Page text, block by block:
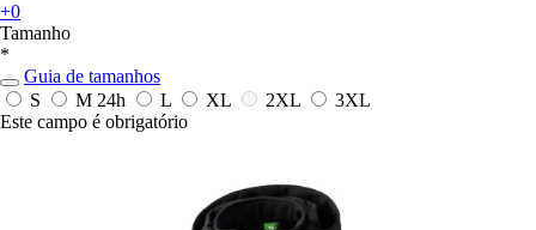
+0
Tamanho
*
Guia de tamanhos
S
M 24h L XL 2XL
3XL
Este campo é obrigatório